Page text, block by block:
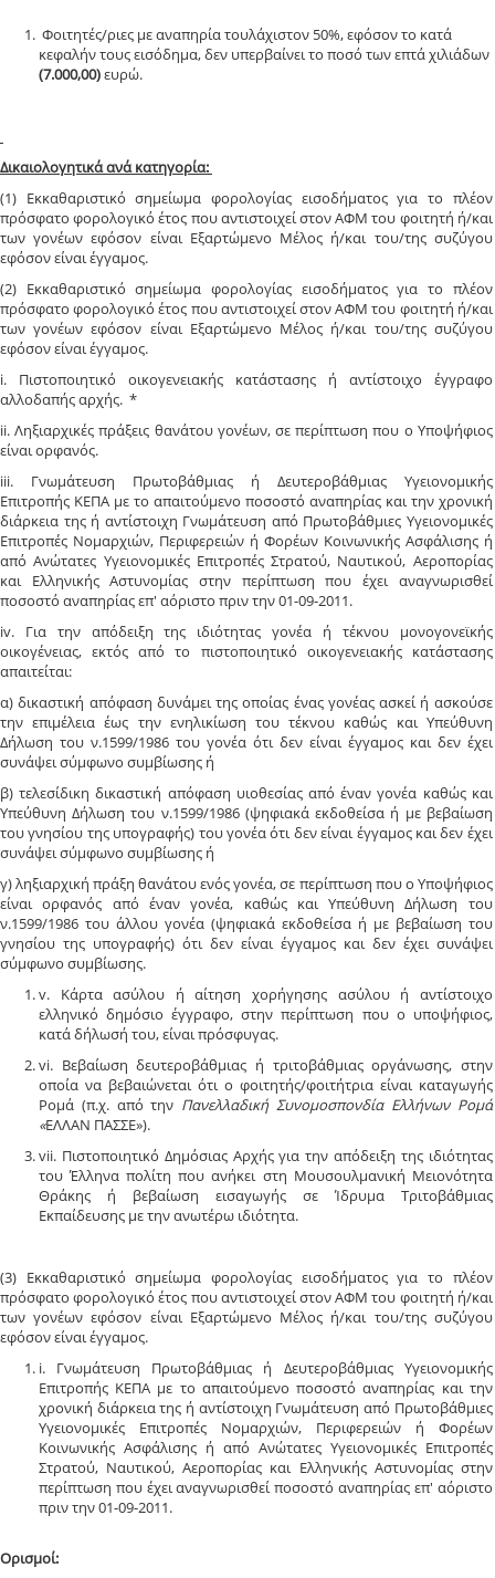
Φοιτητές/ριες με αναπηρία τουλάχιστον 50%, εφόσον το κατά
κεφαλήν τους εισόδημα, δεν υπερβαίνει το ποσό των επτά χιλιάδων
(7.000,00)ευρώ.
Δικαιολογητικά ανά κατηγορία:
(1) Εκκαθαριστικό σημείωμα φορολογίας εισοδήματος για το πλέον
πρόσφατο φορολογικό έτος που αντιστοιχεί στον ΑΦΜ του φοιτητή ή/και
των γονέων εφόσον είναι Εξαρτώμενο Μέλος ή/και του/της συζύγου
εφόσον είναι έγγαμος.
(2) Εκκαθαριστικό σημείωμα φορολογίας εισοδήματος για το πλέον
πρόσφατο φορολογικό έτος που αντιστοιχεί στον ΑΦΜ του φοιτητή ή/και
των γονέων εφόσον είναι Εξαρτώμενο Μέλος ή/και του/της συζύγου
εφόσον είναι έγγαμος.
i. Πιστοποιητικό οικογενειακής κατάστασης ή αντίστοιχο έγγραφο
αλλοδαπής αρχής. *
ii. Ληξιαρχικές πράξεις θανάτου γονέων, σε περίπτωση που ο Υποψήφιος
είναι ορφανός.
iii. Γνωμάτευση Πρωτοβάθμιας ή Δευτεροβάθμιας Υγειονομικής
Επιτροπής ΚΕΠΑ με το απαιτούμενο ποσοστό αναπηρίας και την χρονική
διάρκεια της ή αντίστοιχη Γνωμάτευση από Πρωτοβάθμιες Υγειονομικές
Επιτροπές Νομαρχιών, Περιφερειών ή Φορέων Κοινωνικής Ασφάλισης ή
από Ανώτατες Υγειονομικές Επιτροπές Στρατού, Ναυτικού, Αεροπορίας
και Ελληνικής Αστυνομίας στην περίπτωση που έχει αναγνωρισθεί
ποσοστό αναπηρίας επ' αόριστο πριν την 01-09-2011.
iv. Για την απόδειξη της ιδιότητας γονέα ή τέκνου μονογονεϊκής
οικογένειας, εκτός από το πιστοποιητικό οικογενειακής κατάστασης
απαιτείται:
α) δικαστική απόφαση δυνάμει της οποίας ένας γονέας ασκεί ή ασκούσε
την επιμέλεια έως την ενηλικίωση του τέκνου καθώς και Υπεύθυνη
Δήλωση του ν.1599/1986 του γονέα ότι δεν είναι έγγαμος και δεν έχει
συνάψει σύμφωνο συμβίωσης ή
β) τελεσίδικη δικαστική απόφαση υιοθεσίας από έναν γονέα καθώς και
Υπεύθυνη Δήλωση του ν.1599/1986 (ψηφιακά εκδοθείσα ή με βεβαίωση
του γνησίου της υπογραφής) του γονέα ότι δεν είναι έγγαμος και δεν έχει
συνάψει σύμφωνο συμβίωσης ή
γ) ληξιαρχική πράξη θανάτου ενός γονέα, σε περίπτωση που ο Υποψήφιος
είναι ορφανός από έναν γονέα, καθώς και Υπεύθυνη Δήλωση του
ν.1599/1986 του άλλου γονέα (ψηφιακά εκδοθείσα ή με βεβαίωση του
γνησίου της υπογραφής) ότι δεν είναι έγγαμος και δεν έχει συνάψει
σύμφωνο συμβίωσης.
v. Κάρτα ασύλου ή αίτηση χορήγησης ασύλου ή αντίστοιχο
ελληνικό δημόσιο έγγραφο, στην περίπτωση που ο υποψήφιος,
κατά δήλωσή του, είναι πρόσφυγας.
vi. Βεβαίωση δευτεροβάθμιας ή τριτοβάθμιας οργάνωσης, στην
οποία να βεβαιώνεται ότι ο φοιτητής/φοιτήτρια είναι καταγωγής
Ρομά (π.χ. από την Πανελλαδική Συνομοσπονδία Ελλήνων Ρομά
«ΕΛΛΑΝ ΠΑΣΣΕ»).
vii. Πιστοποιητικό Δημόσιας Αρχής για την απόδειξη της ιδιότητας
του Έλληνα πολίτη που ανήκει στη Μουσουλμανική Μειονότητα
Θράκης ή βεβαίωση εισαγωγής σε Ίδρυμα Τριτοβάθμιας
Εκπαίδευσης με την ανωτέρω ιδιότητα.
(3) Εκκαθαριστικό σημείωμα φορολογίας εισοδήματος για το πλέον
πρόσφατο φορολογικό έτος που αντιστοιχεί στον ΑΦΜ του φοιτητή ή/και
των γονέων εφόσον είναι Εξαρτώμενο Μέλος ή/και του/της συζύγου
εφόσον είναι έγγαμος.
i. Γνωμάτευση Πρωτοβάθμιας ή Δευτεροβάθμιας Υγειονομικής
Επιτροπής ΚΕΠΑ με το απαιτούμενο ποσοστό αναπηρίας και την
χρονική διάρκεια της ή αντίστοιχη Γνωμάτευση από Πρωτοβάθμιες
Υγειονομικές Επιτροπές Νομαρχιών, Περιφερειών ή Φορέων
Κοινωνικής Ασφάλισης ή από Ανώτατες Υγειονομικές Επιτροπές
Στρατού, Ναυτικού, Αεροπορίας και Ελληνικής Αστυνομίας στην
περίπτωση που έχει αναγνωρισθεί ποσοστό αναπηρίας επ' αόριστο
πριν την 01-09-2011.
Ορισμοί: